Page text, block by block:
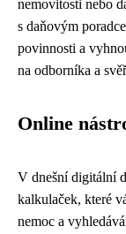
nemovitosti nebo
s daňovým
povinnosti a
na odborníka a
Online
V dnešní digitální
kalkulaček, které
nemoc a